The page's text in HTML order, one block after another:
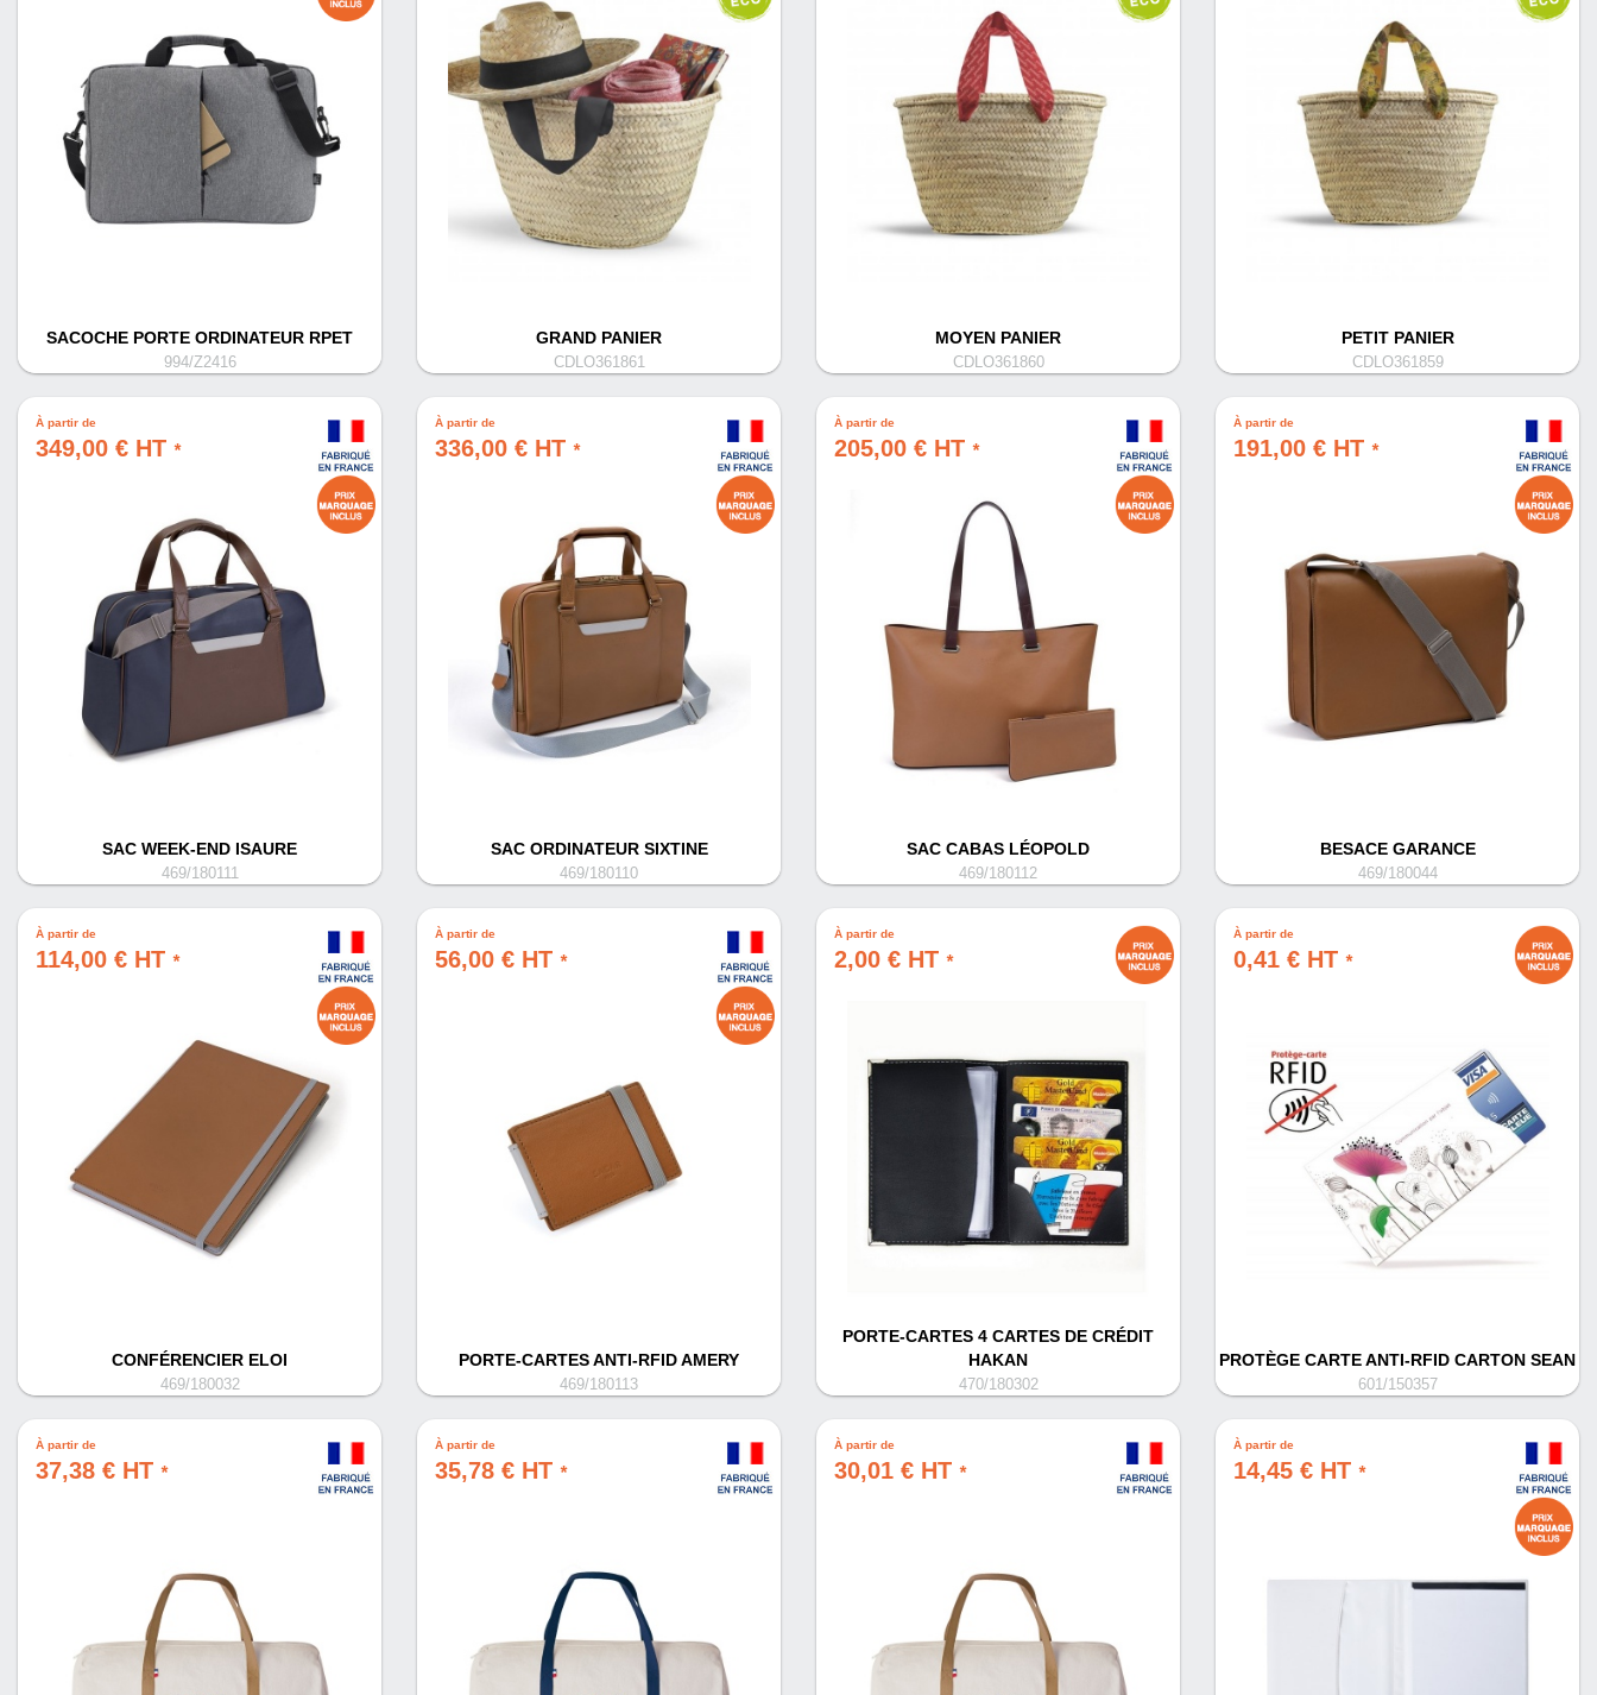
SACOCHE PORTE ORDINATEUR RPET
994/Z2416
GRAND PANIER
CDLO361861
MOYEN PANIER
CDLO361860
PETIT PANIER
CDLO361859
À partir de
349,00 € HT *
SAC WEEK-END ISAURE
469/180111
À partir de
336,00 € HT *
SAC ORDINATEUR SIXTINE
469/180110
À partir de
205,00 € HT *
SAC CABAS LÉOPOLD
469/180112
À partir de
191,00 € HT *
BESACE GARANCE
469/180044
À partir de
114,00 € HT *
CONFÉRENCIER ELOI
469/180032
À partir de
56,00 € HT *
PORTE-CARTES ANTI-RFID AMERY
469/180113
À partir de
2,00 € HT *
PORTE-CARTES 4 CARTES DE CRÉDIT
HAKAN
470/180302
À partir de
0,41 € HT *
PROTÈGE CARTE ANTI-RFID CARTON SEAN
601/150357
À partir de
37,38 € HT *
À partir de
35,78 € HT *
À partir de
30,01 € HT *
À partir de
14,45 € HT *